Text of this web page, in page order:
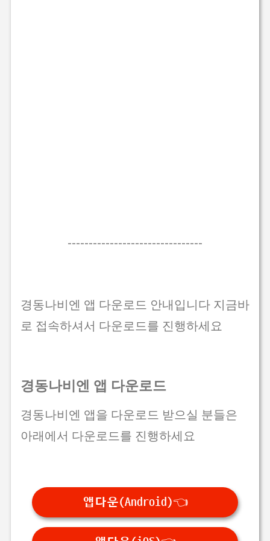
--------------------------------
경동나비엔 앱 다운로드 안내입니다 지금바
로 접속하셔서 다운로드를 진행하세요
경동나비엔 앱 다운로드
경동나비엔 앱을 다운로드 받으실 분들은
아래에서 다운로드를 진행하세요
앱다운(Android)👈